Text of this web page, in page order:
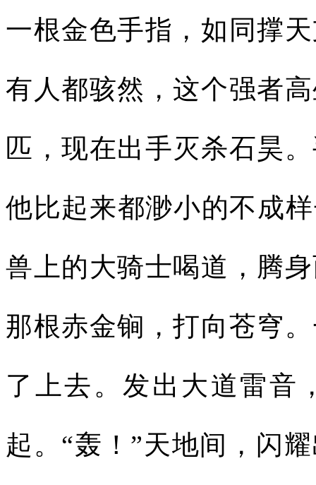
一根金色手指，如同撑
有人都骇然，这个强者
匹，现在出手灭杀石昊
他比起来都渺小的不成
兽上的大骑士喝道，腾
那根赤金锏，打向苍穹
了上去。发出大道雷音
起。“轰！”天地间，闪